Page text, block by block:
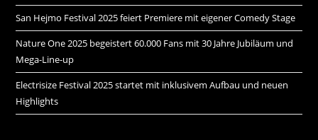
San Hejmo Festival 2025 feiert Premiere mit eigener Comedy Stage
Nature One 2025 begeistert 60.000 Fans mit 30 Jahre Jubiläum und
Mega-Line-up
Electrisize Festival 2025 startet mit inklusivem Aufbau und neuen
Highlights